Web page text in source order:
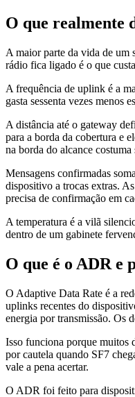
O que realmente
A maior parte da vida de um
rádio fica ligado é o que
A frequência de uplink é a
gasta sessenta vezes menos
A distância até o gateway
para a borda da cobertura e
na borda do alcance
Mensagens confirmadas
dispositivo a trocas extras.
precisa de confirmação em
A temperatura é a vilã
dentro de um gabinete
O que é o ADR e
O Adaptive Data Rate é a
uplinks recentes do
energia por transmissão. Os
Isso funciona porque muitos
por cautela quando SF7
vale a pena acertar.
O ADR foi feito para